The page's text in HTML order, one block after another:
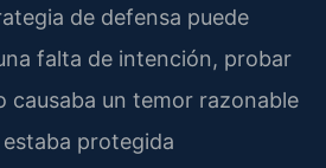
de defensa puede
falta de intención, probar
causaba un temor razonable
protegida